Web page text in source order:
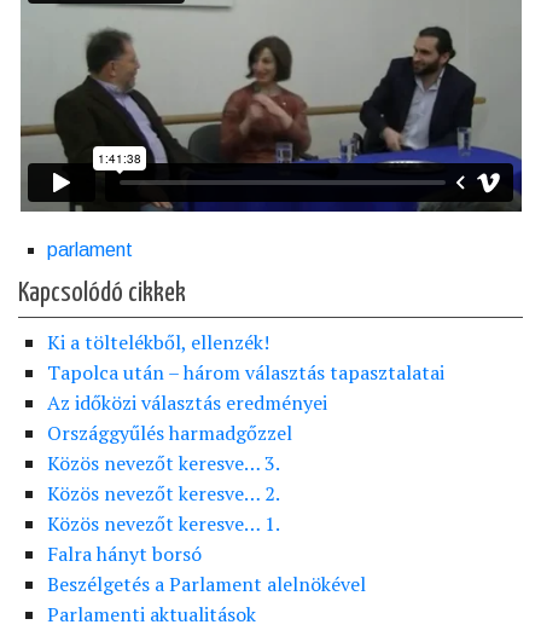
parlament
Kapcsolódó cikkek
Ki a töltelékből, ellenzék!
Tapolca után – három választás tapasztalatai
Az időközi választás eredményei
Országgyűlés harmadgőzzel
Közös nevezőt keresve… 3.
Közös nevezőt keresve… 2.
Közös nevezőt keresve… 1.
Falra hányt borsó
Beszélgetés a Parlament alelnökével
Parlamenti aktualitások